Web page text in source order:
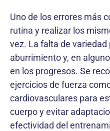
Uno de los errores más
rutina y realizar los
vez. La falta de variedad
aburrimiento y, en
en los progresos. Se
ejercicios de fuerza
cardiovasculares para
cuerpo y evitar
efectividad del